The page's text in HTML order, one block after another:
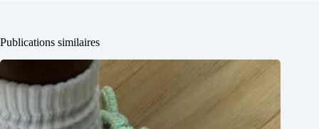
Publications similaires